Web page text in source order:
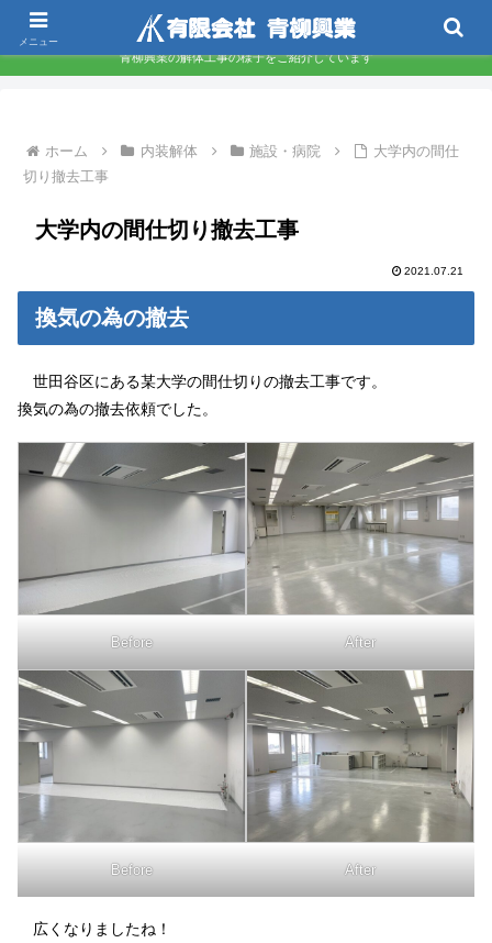
東京都墨田区 下町の解体屋さんです
青柳興業の解体工事の様子をご紹介しています
ホーム 内装解体 施設・病院
大学内の間仕
切り撤去工事
大学内の間仕切り撤去工事
2021.07.21
換気の為の撤去
世田谷区にある某大学の間仕切りの撤去工事です。
換気の為の撤去依頼でした。
Before After
Before After
広くなりましたね！
メニュー